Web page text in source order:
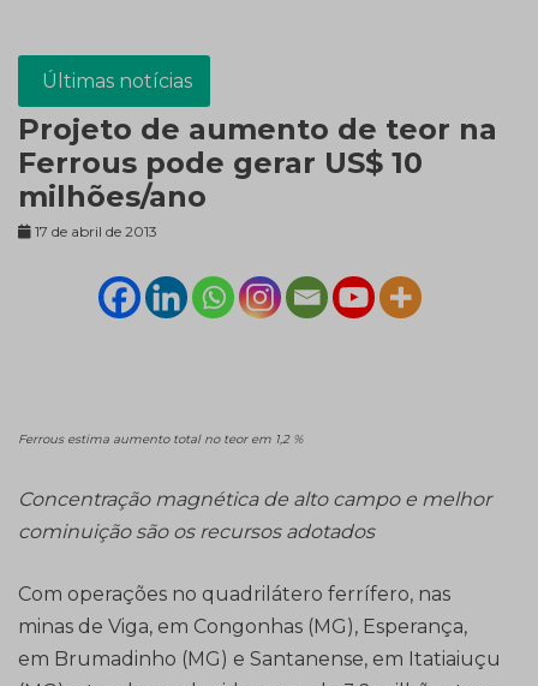
Últimas notícias
Projeto de aumento de teor na
Ferrous pode gerar US$ 10
milhões/ano
17 de abril de 2013
Ferrous estima aumento total no teor em 1,2 %
Concentração magnética de alto campo e melhor
cominuição são os recursos adotados
Com operações no quadrilátero ferrífero, nas
minas de Viga, em Congonhas (MG), Esperança,
em Brumadinho (MG) e Santanense, em Itatiaiuçu